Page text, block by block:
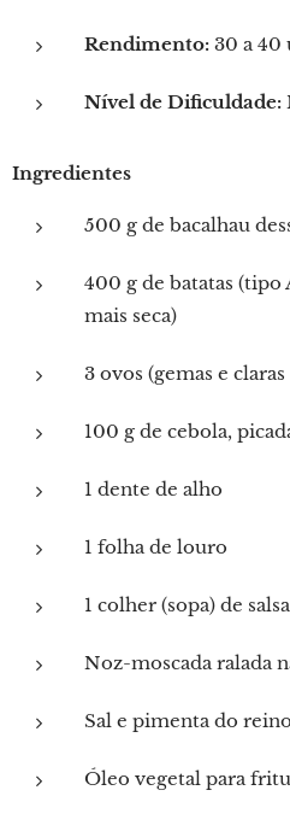
Rendimento: 30 a 40
Nível de Dificuldade:
Ingredientes
500 g de bacalhau
400 g de batatas
mais seca)
3 ovos (gemas e claras
100 g de cebola,
1 dente de alho
1 folha de louro
1 colher (sopa) de
Noz-moscada ralada
Sal e pimenta do
Óleo vegetal para